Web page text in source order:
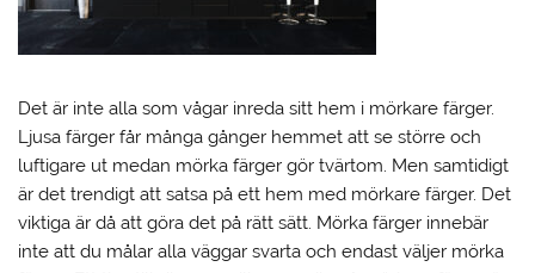
Det är inte alla som vågar inreda sitt hem i mörkare färger.
Ljusa färger får många gånger hemmet att se större och
luftigare ut medan mörka färger gör tvärtom. Men samtidigt
är det trendigt att satsa på ett hem med mörkare färger. Det
viktiga är då att göra det på rätt sätt. Mörka färger innebär
inte att du målar alla väggar svarta och endast väljer mörka